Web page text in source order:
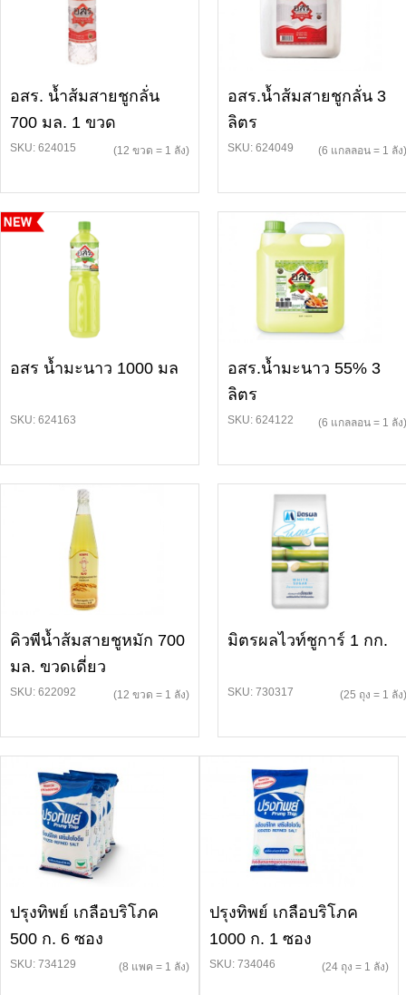
อสร. น้ำส้มสายชูกลั่น
700 มล. 1 ขวด
SKU: 624015 (12 ขวด = 1 ลัง)
อสร.น้ำส้มสายชูกลั่น 3
ลิตร
SKU: 624049 (6 แกลลอน = 1 ลัง)
อสร น้ำมะนาว 1000 มล
SKU: 624163
อสร.น้ำมะนาว 55% 3
ลิตร
SKU: 624122 (6 แกลลอน = 1 ลัง)
คิวพีน้ำส้มสายชูหมัก 700
มล. ขวดเดี่ยว
SKU: 622092 (12 ขวด = 1 ลัง)
มิตรผลไวท์ชูการ์ 1 กก.
SKU: 730317 (25 ถุง = 1 ลัง)
ปรุงทิพย์ เกลือบริโภค
500 ก. 6 ซอง
SKU: 734129 (8 แพค = 1 ลัง)
ปรุงทิพย์ เกลือบริโภค
1000 ก. 1 ซอง
SKU: 734046 (24 ถุง = 1 ลัง)